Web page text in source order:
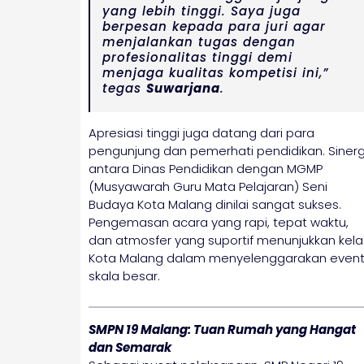
yang lebih tinggi. Saya juga
berpesan kepada para juri agar
menjalankan tugas dengan
profesionalitas tinggi demi
menjaga kualitas kompetisi ini,”
tegas Suwarjana.
Apresiasi tinggi juga datang dari para
pengunjung dan pemerhati pendidikan.
antara Dinas Pendidikan dengan MGMP
(Musyawarah Guru Mata Pelajaran) Seni
Budaya Kota Malang dinilai sangat sukses.
Pengemasan acara yang rapi, tepat waktu,
dan atmosfer yang suportif menunjukkan
Kota Malang dalam menyelenggarakan event
skala besar.
SMPN 19 Malang: Tuan Rumah yang Hangat
dan Semarak